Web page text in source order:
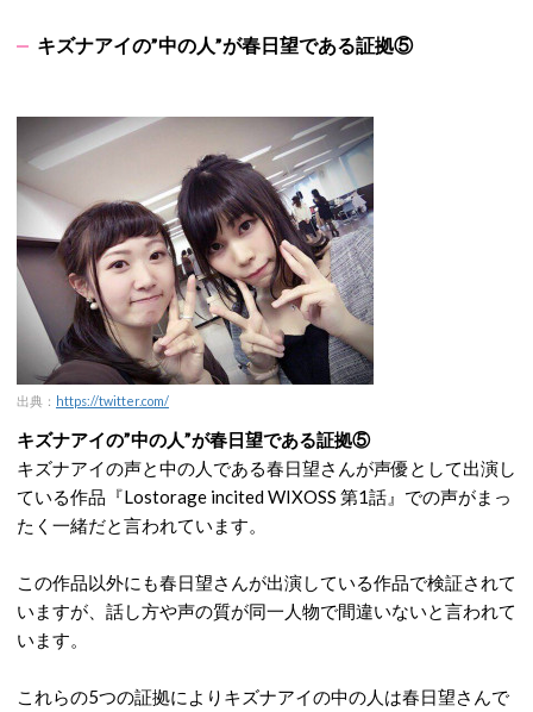
キズナアイの”中の人”が春日望である証拠⑤
出典： https://twitter.com/
キズナアイの”中の人”が春日望である証拠⑤
キズナアイの声と中の人である春日望さんが声優として出演し
ている作品『Lostorage incited WIXOSS 第1話』での声がまっ
たく一緒だと言われています。
この作品以外にも春日望さんが出演している作品で検証されて
いますが、話し方や声の質が同一人物で間違いないと言われて
います。
これらの5つの証拠によりキズナアイの中の人は春日望さんで